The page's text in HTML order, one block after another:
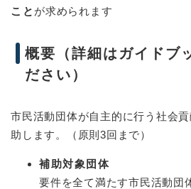
こと が求められます
概要（詳細はガイドブ
ださい）
市民活動団体が自主的に行う社会
助します。（原則3回まで）
補助対象団体
要件を全て満たす市民活動団